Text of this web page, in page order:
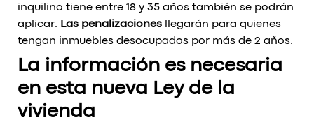
inquilino tiene entre 18 y 35 años también se podrán
aplicar. Las penalizaciones llegarán para quienes
tengan inmuebles desocupados por más de 2 años.
La información es necesaria
en esta nueva Ley de la
vivienda